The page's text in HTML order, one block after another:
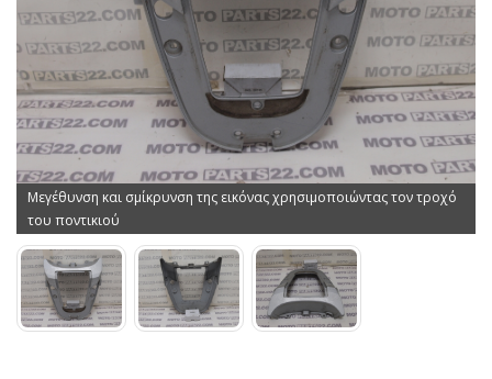
Μεγέθυνση και σμίκρυνση της εικόνας χρησιμοποιώντας τον τροχό
του ποντικιού